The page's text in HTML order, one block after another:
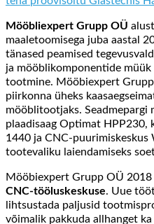
Mööbliexpert Grupp OÜ
maaletoomisega juba aastal
tänased peamised
ja mööblikomponentide
tootmine. Mööbiexpert
piirkonna üheks
mööblitootjaks. Seadmepargi
plaadisaag Optimat HPP230,
1440 ja CNC-puurimiskeskus
tootevaliku laiendamiseks
Mööbiexpert Grupp OÜ 2018
CNC-tööluskeskuse. Uue
lihtsustada paljusid
võimalik pakkuda allhanget